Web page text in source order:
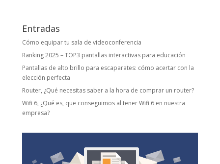
Entradas
Cómo equipar tu sala de videoconferencia
Ranking 2025 – TOP3 pantallas interactivas para educación
Pantallas de alto brillo para escaparates: cómo acertar con la
elección perfecta
Router, ¿Qué necesitas saber a la hora de comprar un router?
Wifi 6, ¿Qué es, que conseguimos al tener Wifi 6 en nuestra
empresa?